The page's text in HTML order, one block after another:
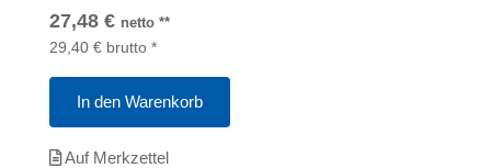
27,48 € netto **
29,40 € brutto *
In den Warenkorb
Auf Merkzettel